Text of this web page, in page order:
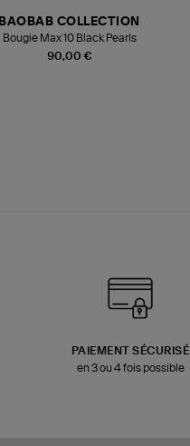
90,00 €
BAOBAB COLLECTION
Bougie Max 10 Black Pearls
PAIEMENT SÉCURISÉ
en 3 ou 4 fois possible